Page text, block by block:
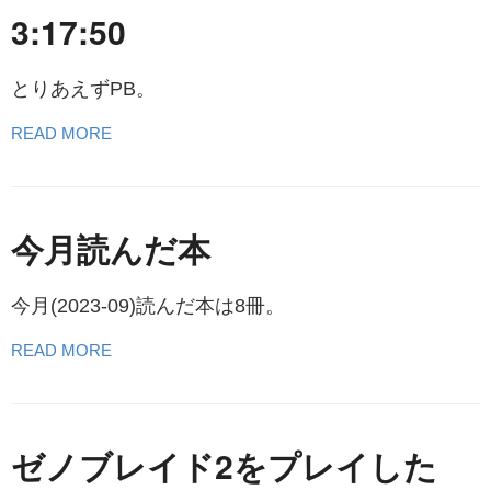
3:17:50
とりあえずPB。
READ MORE
今月読んだ本
今月(2023-09)読んだ本は8冊。
READ MORE
ゼノブレイド2をプレイした